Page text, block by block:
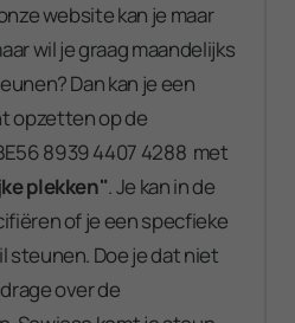
website kan je maar
wil je graag maandelijks
Dan kan je een
opzetten op de
8939 4407 4288 met
plekken". Je kan in de
of je een specfieke
steunen. Doe je dat niet
over de